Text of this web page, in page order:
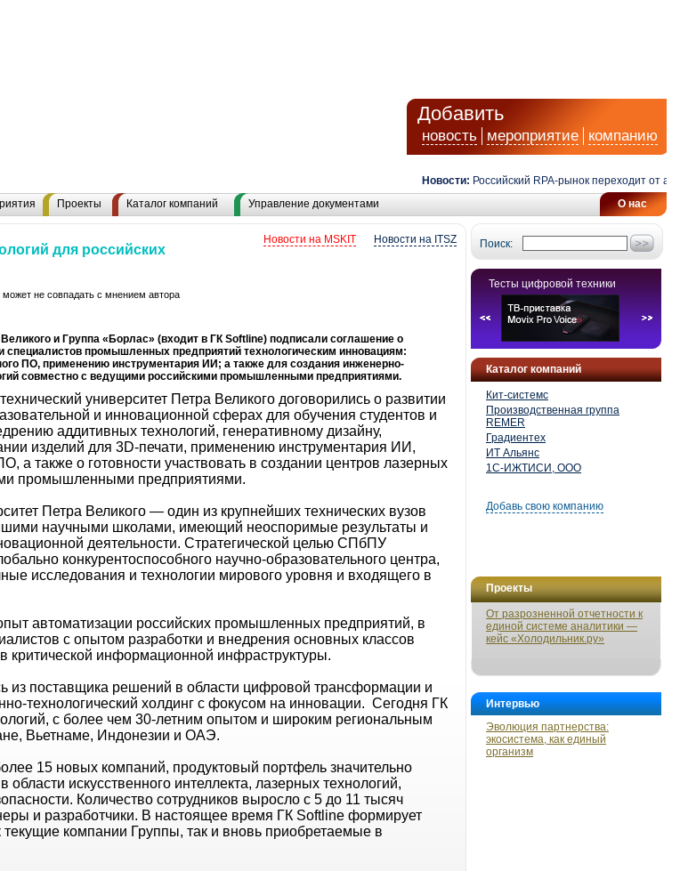
Добавить
новость мероприятие компанию
Новости: Российский RPA-рынок переходит от
О нас
Проекты Каталог компаний Управление документами
Поиск:
Тесты цифровой техники
Каталог компаний
Кит-системс
Производственная группа
REMER
Градиентех
ИТ Альянс
1С-ИЖТИСИ, ООО
Добавь свою компанию
Проекты
От разрозненной отчетности к
единой системе аналитики —
кейс «Холодильник.ру»
Интервью
Эволюция партнерства:
экосистема, как единый
организм
Новости на ITSZ
Новости на MSKIT
для российских
не совпадать с мнением автора
и Группа «Борлас» (входит в ГК Softlinе) подписали соглашение о
специалистов промышленных предприятий технологическим инновациям:
ПО, применению инструментария ИИ; а также для создания инженерно-
совместно с ведущими российскими промышленными предприятиями.
университет Петра Великого договорились о развитии
и инновационной сферах для обучения студентов и
аддитивных технологий, генеративному дизайну,
изделий для 3D-печати, применению инструментария ИИ,
а также о готовности участвовать в создании центров лазерных
промышленными предприятиями.
Петра Великого — один из крупнейших технических вузов
научными школами, имеющий неоспоримые результаты и
деятельности. Стратегической целью СПбПУ
конкурентоспособного научно-образовательного центра,
исследования и технологии мирового уровня и входящего в
автоматизации российских промышленных предприятий, в
с опытом разработки и внедрения основных классов
критической информационной инфраструктуры.
из поставщика решений в области цифровой трансформации и
технологический холдинг с фокусом на инновации. Сегодня ГК
с более чем 30-летним опытом и широким региональным
Вьетнаме, Индонезии и ОАЭ.
15 новых компаний, продуктовый портфель значительно
искусственного интеллекта, лазерных технологий,
Количество сотрудников выросло с 5 до 11 тысяч
и разработчики. В настоящее время ГК Softline формирует
текущие компании Группы, так и вновь приобретаемые в